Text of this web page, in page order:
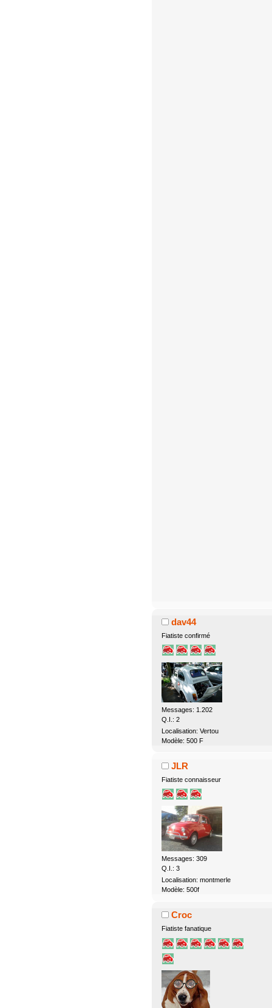
dav44
Fiatiste confirmé
Messages: 1.202
Q.I.: 2
Localisation: Vertou
Modèle: 500 F
JLR
Fiatiste connaisseur
Messages: 309
Q.I.: 3
Localisation: montmerle
Modèle: 500f
Croc
Fiatiste fanatique